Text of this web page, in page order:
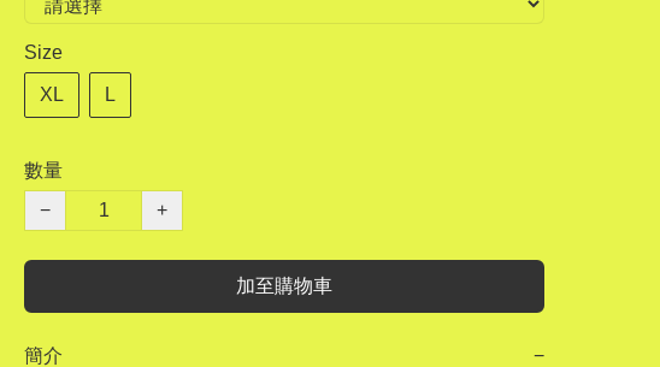
Size
XL L
數量
−
+
加至購物車
簡介 −